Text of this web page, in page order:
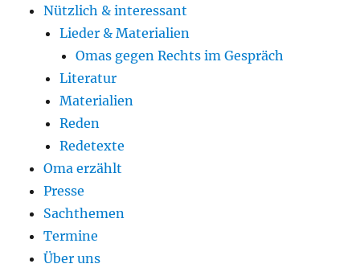
Nützlich & interessant
Lieder & Materialien
Omas gegen Rechts im Gespräch
Literatur
Materialien
Reden
Redetexte
Oma erzählt
Presse
Sachthemen
Termine
Über uns